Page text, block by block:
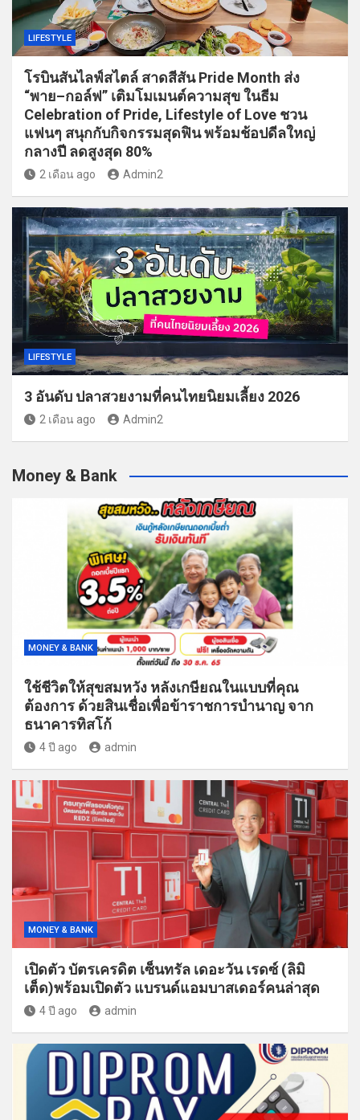
LIFESTYLE
โรบินสันไลฟ์สไตล์ สาดสีสัน Pride Month ส่ง
“พาย–กอล์ฟ” เติมโมเมนต์ความสุข ในธีม
Celebration of Pride, Lifestyle of Love ชวน
แฟนๆ สนุกกับกิจกรรมสุดฟิน พร้อมช้อปดีลใหญ่
กลางปี ลดสูงสุด 80%
2 เดือน ago Admin2
LIFESTYLE
3 อันดับ ปลาสวยงามที่คนไทยนิยมเลี้ยง 2026
2 เดือน ago Admin2
Money & Bank
MONEY & BANK
ใช้ชีวิตให้สุขสมหวัง หลังเกษียณในแบบที่คุณ
ต้องการ ด้วยสินเชื่อเพื่อข้าราชการบำนาญ จาก
ธนาคารทิสโก้
4 ปี ago admin
MONEY & BANK
เปิดตัว บัตรเครดิต เซ็นทรัล เดอะวัน เรดซ์ (ลิมิ
เต็ด)พร้อมเปิดตัว แบรนด์แอมบาสเดอร์คนล่าสุด
4 ปี ago admin